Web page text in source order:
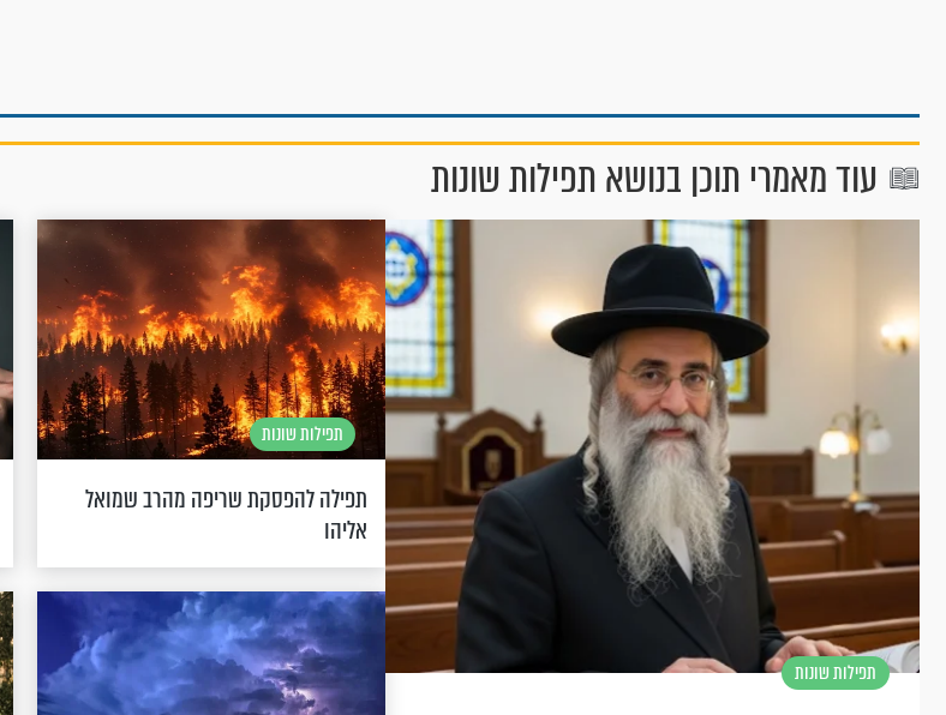
עוד מאמרי תוכן בנושא תפילות שונות
תפילות שונות
תפילות שונות
תפילה להפסקת שריפה מהרב שמואל
אליהו